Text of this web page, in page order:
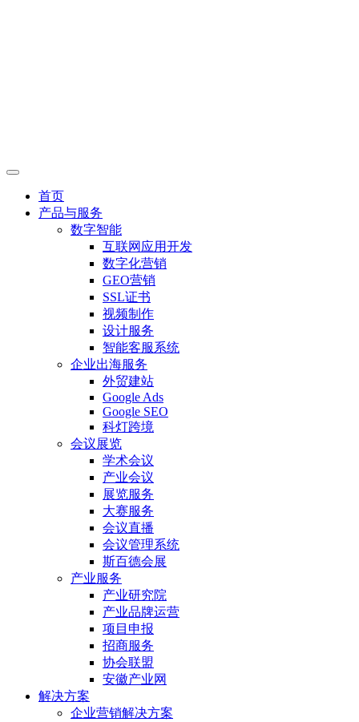
首页
产品与服务
数字智能
互联网应用开发
数字化营销
GEO营销
SSL证书
视频制作
设计服务
智能客服系统
企业出海服务
外贸建站
Google Ads
Google SEO
科灯跨境
会议展览
学术会议
产业会议
展览服务
大赛服务
会议直播
会议管理系统
斯百德会展
产业服务
产业研究院
产业品牌运营
项目申报
招商服务
协会联盟
安徽产业网
解决方案
企业营销解决方案